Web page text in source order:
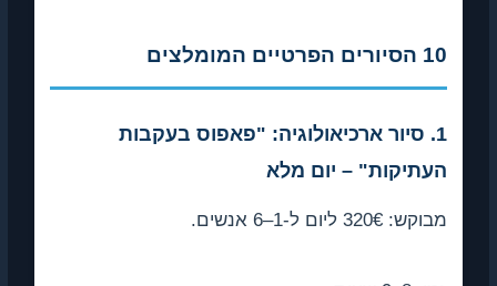
1. סיור ארכיאולוגיה: "פאפוס בעקבות
– יום מלא
320€ ליום ל-1–6 אנשים.